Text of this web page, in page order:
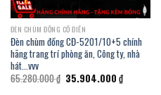
ĐÈN CHÙM ĐỒNG CỔ ĐIỂN
Đèn chùm đồng CĐ-5201/10+5 chính
hãng trang trí phòng ăn, Công ty, nhà
hát…vvv
65.280.000₫ Giá
gốc
35.904.000 ₫Giá
hiện